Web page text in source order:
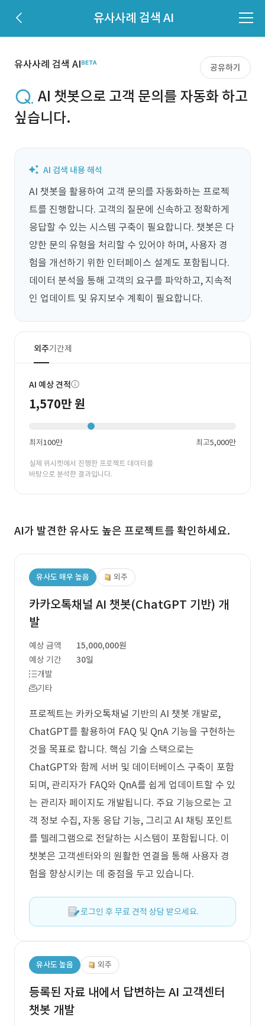
유사사례 검색 AI
유사사례 검색 AI 공유하기
AI 챗봇으로 고객 문의를 자동화 하고
싶습니다.
AI 챗봇을 활용하여 고객 문의를 자동화하는 프로젝
트를 진행합니다. 고객의 질문에 신속하고 정확하게
응답할 수 있는 시스템 구축이 필요합니다. 챗봇은 다
양한 문의 유형을 처리할 수 있어야 하며, 사용자 경
험을 개선하기 위한 인터페이스 설계도 포함됩니다.
데이터 분석을 통해 고객의 요구를 파악하고, 지속적
인 업데이트 및 유지보수 계획이 필요합니다.
외주기간제
AI 예상 견적
1,570만 원
최저100만 최고5,000만
실제 위시켓에서 진행한 프로젝트 데이터를
바탕으로 분석한 결과입니다.
AI가 발견한 유사도 높은 프로젝트를 확인하세요.
유사도 매우 높음 외주
카카오톡채널 AI 챗봇(ChatGPT 기반) 개
발
예상 금액
15,000,000원
예상 기간
30일
개발
기타
프로젝트는 카카오톡채널 기반의 AI 챗봇 개발로,
ChatGPT를 활용하여 FAQ 및 QnA 기능을 구현하는
것을 목표로 합니다. 핵심 기술 스택으로는
ChatGPT와 함께 서버 및 데이터베이스 구축이 포함
되며, 관리자가 FAQ와 QnA를 쉽게 업데이트할 수 있
는 관리자 페이지도 개발됩니다. 주요 기능으로는 고
객 정보 수집, 자동 응답 기능, 그리고 AI 채팅 포인트
를 텔레그램으로 전달하는 시스템이 포함됩니다. 이
챗봇은 고객센터와의 원활한 연결을 통해 사용자 경
험을 향상시키는 데 중점을 두고 있습니다.
로그인 후 무료 견적 상담 받으세요.
유사도 높음 외주
등록된 자료 내에서 답변하는 AI 고객센터
챗봇 개발